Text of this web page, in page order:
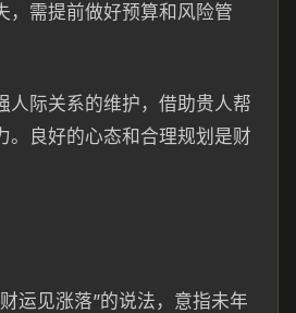
，需提前做好预算和风险管
人际关系的维护，借助贵人帮
。良好的心态和合理规划是财
运见涨落”的说法，意指未年